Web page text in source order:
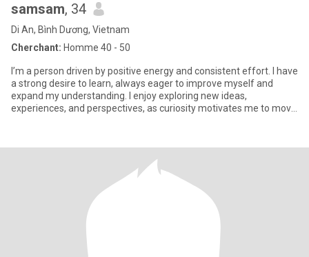
samsam, 34
Di An, Bình Dương, Vietnam
Cherchant: Homme 40 - 50
I’m a person driven by positive energy and consistent effort. I have
a strong desire to learn, always eager to improve myself and
expand my understanding. I enjoy exploring new ideas,
experiences, and perspectives, as curiosity motivates me to move